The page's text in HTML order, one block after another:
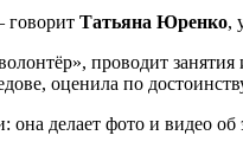
говорит Татьяна Юренко,
проводит
оценила по
делает фото и видео